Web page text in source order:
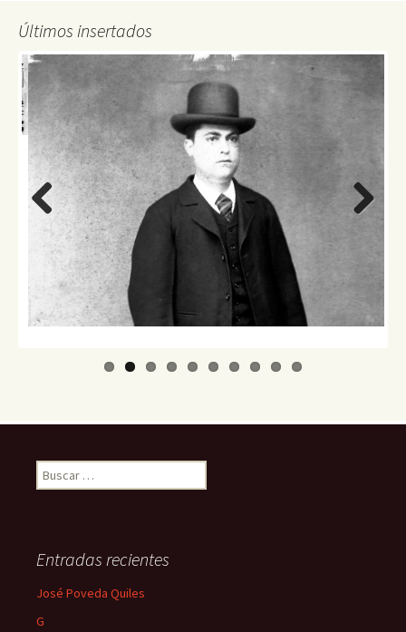
Últimos insertados
Previo
Buscar:
Entradas recientes
José Poveda Quiles
G